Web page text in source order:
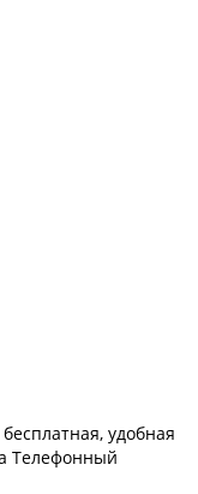
удобная
Телефонный